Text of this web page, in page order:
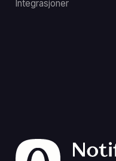
Integrasjoner